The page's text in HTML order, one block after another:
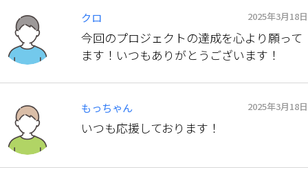
クロ 2025年3月18日
今回のプロジェクトの達成を心より願って
ます！いつもありがとうございます！
もっちゃん 2025年3月18日
いつも応援しております！